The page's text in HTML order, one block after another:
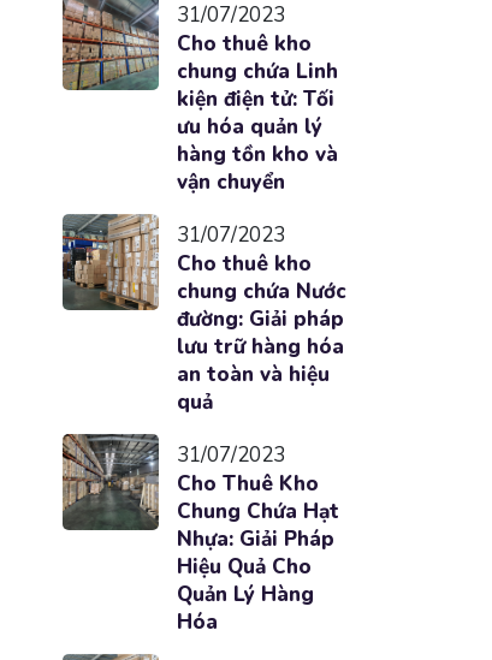
31/07/2023
Cho thuê kho
chung chứa Linh
kiện điện tử: Tối
ưu hóa quản lý
hàng tồn kho và
vận chuyển
31/07/2023
Cho thuê kho
chung chứa Nước
đường: Giải pháp
lưu trữ hàng hóa
an toàn và hiệu
quả
31/07/2023
Cho Thuê Kho
Chung Chứa Hạt
Nhựa: Giải Pháp
Hiệu Quả Cho
Quản Lý Hàng
Hóa